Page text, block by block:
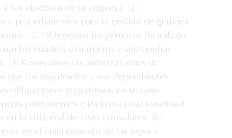
los objetivos de la empresa. (2)
y procedimientos para la gestión de grandes
(3) Obtenemos los permisos de trabajo
los cuadros extranjeros y sus familias
(4) Renovamos las autorizaciones de
que los expatriados y sus dependientes
obligaciones migratorias; en su caso,
permanentes e incluso la nacionalidad
en la solicitud de visas consulares. (6)
en el cumplimiento de las leyes y